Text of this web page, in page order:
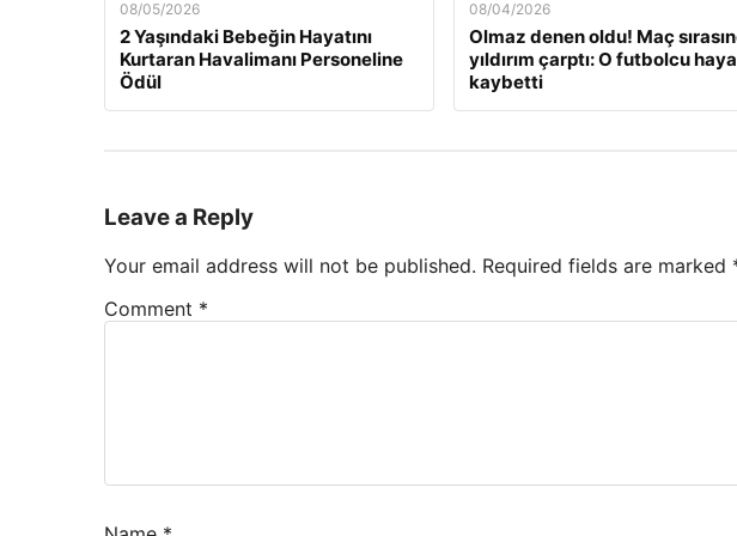
08/05/2026
2 Yaşındaki Bebeğin Hayatını
Kurtaran Havalimanı Personeline
Ödül
08/04/2026
Olmaz denen oldu! Maç
yıldırım çarptı: O futbolcu
kaybetti
Leave a Reply
Your email address will not be published. Required fields are marked
Comment *